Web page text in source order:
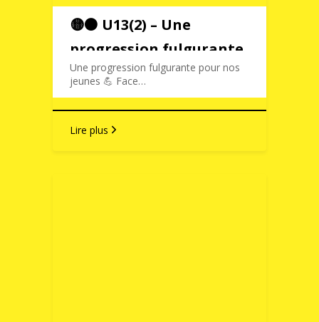
🟡⚫️ U13(2) – Une
progression fulgurante
Une progression fulgurante pour nos
jeunes 💪 Face…
Lire plus